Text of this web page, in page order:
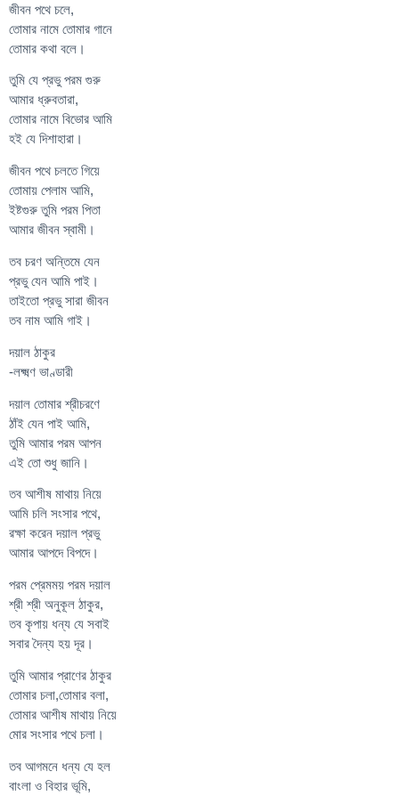
জীবন পথে চলে,
তোমার নামে তোমার গানে
তোমার কথা বলে।
তুমি যে প্রভু পরম গুরু
আমার ধ্রুবতারা,
তোমার নামে বিভোর আমি
হই যে দিশাহারা।
জীবন পথে চলতে গিয়ে
তোমায় পেলাম আমি,
ইষ্টগুরু তুমি পরম পিতা
আমার জীবন স্বামী।
তব চরণ অন্তিমে যেন
প্রভু যেন আমি পাই।
তাইতো প্রভু সারা জীবন
তব নাম আমি গাই।
দয়াল ঠাকুর
-লক্ষ্মণ ভাণ্ডারী
দয়াল তোমার শ্রীচরণে
ঠাঁই যেন পাই আমি,
তুমি আমার পরম আপন
এই তো শুধু জানি।
তব আশীষ মাথায় নিয়ে
আমি চলি সংসার পথে,
রক্ষা করেন দয়াল প্রভু
আমার আপদে বিপদে।
পরম প্রেমময় পরম দয়াল
শ্রী শ্রী অনুকূল ঠাকুর,
তব কৃপায় ধন্য যে সবাই
সবার দৈন্য হয় দূর।
তুমি আমার প্রাণের ঠাকুর
তোমার চলা,তোমার বলা,
তোমার আশীষ মাথায় নিয়ে
মোর সংসার পথে চলা।
তব আগমনে ধন্য যে হল
বাংলা ও বিহার ভূমি,